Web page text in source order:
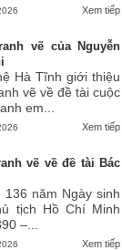
Xem tiếp
vẽ của Nguyễn
Hà Tĩnh giới thiệu
vẽ về đề tài cuộc
em...
Xem tiếp
vẽ về đề tài Bác
136 năm Ngày sinh
tịch Hồ Chí Minh
–...
Xem tiếp